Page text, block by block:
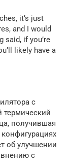
it’s just
and I would
said, if you’re
likely have a
с
получившая
об улучшении
с